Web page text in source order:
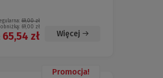
69,00 zł
69,00 zł
65,54 zł Więcej
Promocja!